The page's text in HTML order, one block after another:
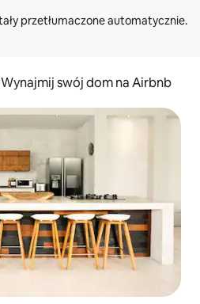
Wynajmij swój dom na Airbnb